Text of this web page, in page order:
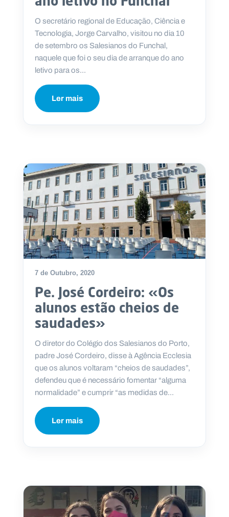
O secretário regional de Educação, Ciência e
Tecnologia, Jorge Carvalho, visitou no dia 10
de setembro os Salesianos do Funchal,
naquele que foi o seu dia de arranque do ano
letivo para os...
Ler mais
7 de Outubro, 2020
Pe. José Cordeiro: «Os
alunos estão cheios de
saudades»
O diretor do Colégio dos Salesianos do Porto,
padre José Cordeiro, disse à Agência Ecclesia
que os alunos voltaram “cheios de saudades”,
defendeu que é necessário fomentar “alguma
normalidade” e cumprir “as medidas de...
Ler mais